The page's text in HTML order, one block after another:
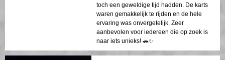
toch een geweldige tijd hadden. De karts
waren gemakkelijk te rijden en de hele
ervaring was onvergetelijk. Zeer
aanbevolen voor iedereen die op zoek is
naar iets unieks! 🚗✨